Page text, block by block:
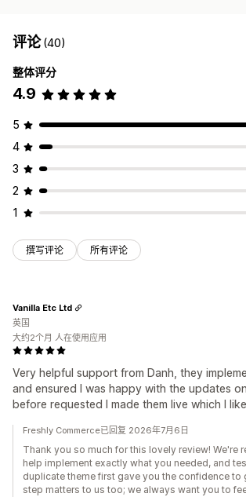
评论(40)
整体评分
4.9
5
4
3
2
1
撰写评论 所有评论
Very helpful support from Danh, they
and ensured I was happy with the updates
before requested I made them live which I
Vanilla Etc Ltd
英国
大约2个月 人在使用应用
Freshly Commerce已回复 2026年7月6日
Thank you so much for this lovely review! We're
help implement exactly what you needed, and
duplicate theme first gave you the confidence to
step matters to us too; we always want you to